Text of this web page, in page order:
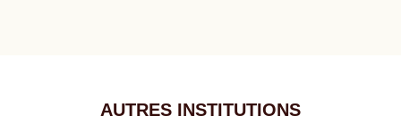
AUTRES INSTITUTIONS